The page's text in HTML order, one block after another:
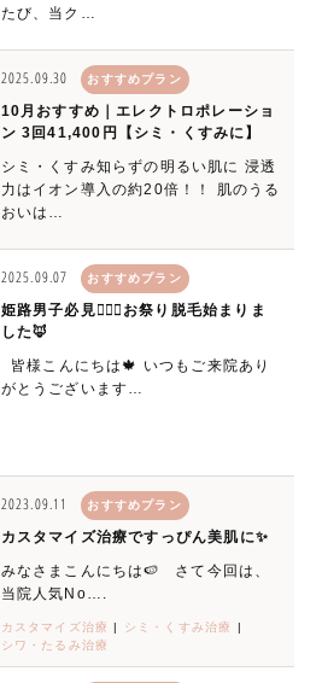
たび、当ク…
2025.09.30 おすすめプラン
10月おすすめ｜エレクトロポレーショ
ン 3回41,400円【シミ・くすみに】
シミ・くすみ知らずの明るい肌に 浸透
力はイオン導入の約20倍！！ 肌のうる
おいは…
2025.09.07 おすすめプラン
姫路男子必見🙋🏻‍♂️お祭り脱毛始まりま
した🦊
皆様こんにちは🍁 いつもご来院あり
がとうございます…
2023.09.11 おすすめプラン
カスタマイズ治療ですっぴん美肌に✨
みなさまこんにちは🍉 さて今回は、
当院人気No….
カスタマイズ治療 シミ・くすみ治療
シワ・たるみ治療